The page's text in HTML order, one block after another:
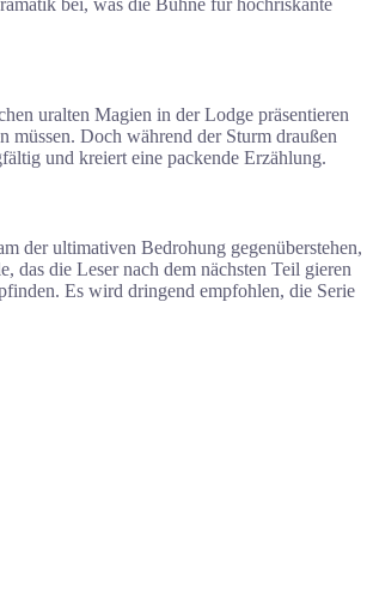
uralten Magien in der Lodge präsentieren
müssen. Doch während der Sturm draußen
und kreiert eine packende Erzählung.
der ultimativen Bedrohung gegenüberstehen,
das die Leser nach dem nächsten Teil gieren
Es wird dringend empfohlen, die Serie